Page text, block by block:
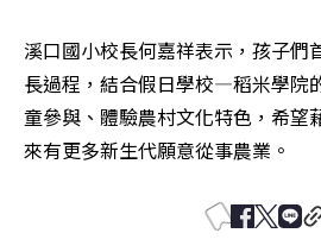
溪口國小校長何嘉祥表示，孩子們
長過程，結合假日學校—稻米學院
童參與、體驗農村文化特色，希望
來有更多新生代願意從事農業。